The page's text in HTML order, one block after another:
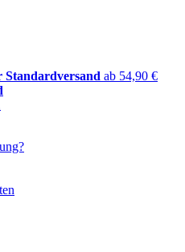
Standardversand ab 54,90 €